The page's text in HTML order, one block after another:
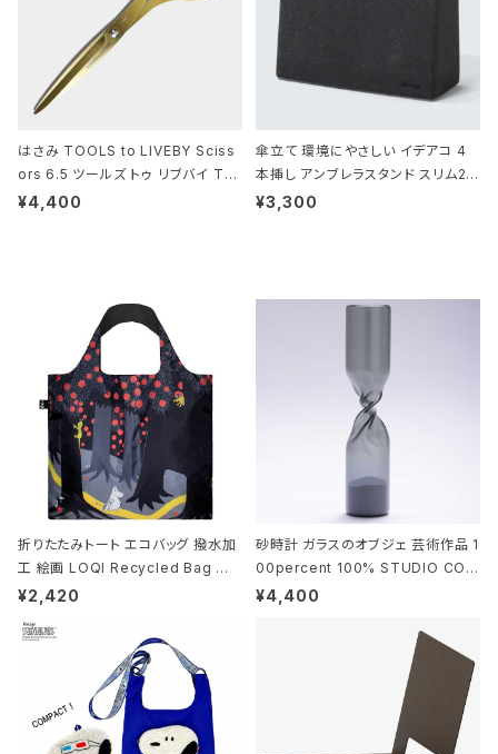
はさみ TOOLS to LIVEBY Sciss
ors 6.5 ツールズ トゥ リブバイ TL
010 シザーズ 6.5 ゴールド
¥4,400
傘立て 環境にやさしい イデアコ 4
本挿し アンブレラスタンド スリム2 i
deaco Umbrella Stand slim2 s
¥3,300
折りたたみトート エコバッグ 撥水加
工 絵画 LOQI Recycled Bag ロ
ーキー 大きめ トートバッグ MOOMI
¥2,420
砂時計 ガラスのオブジェ 芸術作品 1
00percent 100% STUDIO COH
AKU Timeless 100パーセント ス
¥4,400